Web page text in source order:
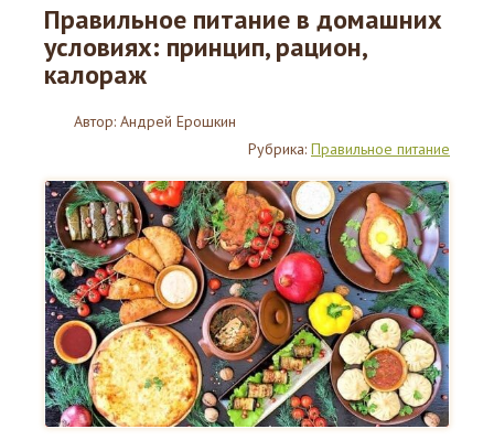
Правильное питание в домашних
условиях: принцип, рацион,
калораж
Автор: Андрей Ерошкин
Рубрика: Правильное питание